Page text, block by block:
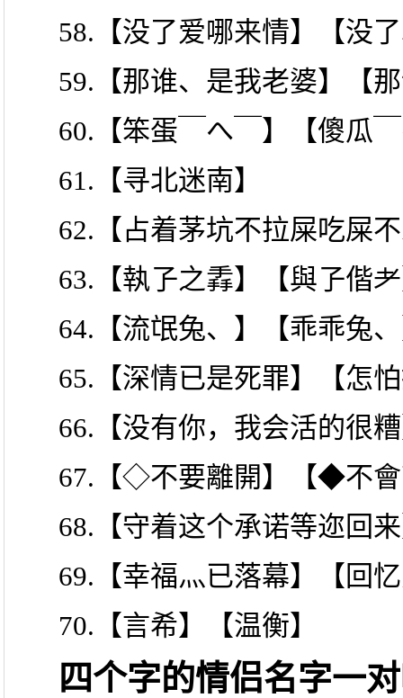
58.【没了爱哪来情】【没
59.【那谁、是我老婆】【
60.【笨蛋￣へ￣】【傻瓜
61.【寻北迷南】
62.【占着茅坑不拉屎吃屎
63.【執孒之掱】【與孒偕
64.【流氓兔、】【乖乖兔
65.【深情已是死罪】【怎
66.【没有你，我会活的很
67.【◇不要離開】【◆不
68.【守着这个承诺等迩回
69.【幸福灬已落幕】【回
70.【言希】【温衡】
四个字的情侣名字一